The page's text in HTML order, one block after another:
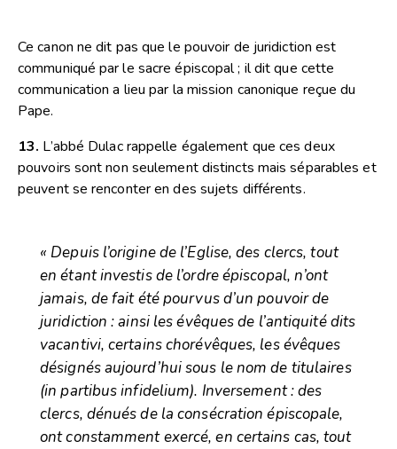
Ce canon ne dit pas que le pouvoir de juridiction est
communiqué par le sacre épiscopal ; il dit que cette
communication a lieu par la mission canonique reçue du
Pape.
13. L’abbé Dulac rappelle également que ces deux
pouvoirs sont non seulement distincts mais séparables et
peuvent se renconter en des sujets différents.
« Depuis l’origine de l’Eglise, des clercs, tout
en étant investis de l’ordre épiscopal, n’ont
jamais, de fait été pourvus d’un pouvoir de
juridiction : ainsi les évêques de l’antiquité dits
vacantivi, certains chorévêques, les évêques
désignés aujourd’hui sous le nom de titulaires
(in partibus infidelium). Inversement : des
clercs, dénués de la consécration épiscopale,
ont constamment exercé, en certains cas, tout